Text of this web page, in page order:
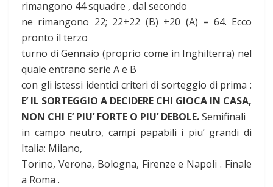
rimangono 44 squadre , dal secondo
ne rimangono 22; 22+22 (B) +20 (A) = 64. Ecco
pronto il terzo
turno di Gennaio (proprio come in Inghilterra) nel
quale entrano serie A e B
con gli istessi identici criteri di sorteggio di prima :
E’ IL SORTEGGIO A DECIDERE CHI GIOCA IN CASA,
NON CHI E’ PIU’ FORTE O PIU’ DEBOLE.Semifinali
in campo neutro, campi papabili i piu’ grandi di
Italia: Milano,
Torino, Verona, Bologna, Firenze e Napoli . Finale
a Roma .